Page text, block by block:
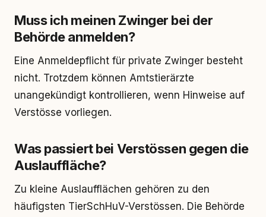
Muss ich meinen Zwinger bei der
Behörde anmelden?
Eine Anmeldepflicht für private Zwinger besteht
nicht. Trotzdem können Amtstierärzte
unangekündigt kontrollieren, wenn Hinweise auf
Verstösse vorliegen.
Was passiert bei Verstössen gegen die
Auslauffläche?
Zu kleine Auslaufflächen gehören zu den
häufigsten TierSchHuV-Verstössen. Die Behörde